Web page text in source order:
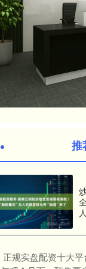
推
正规实盘配资十大